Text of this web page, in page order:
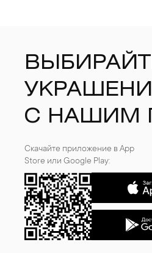
С НАШИМ
Скачайте приложение в App
Store или Google Play: